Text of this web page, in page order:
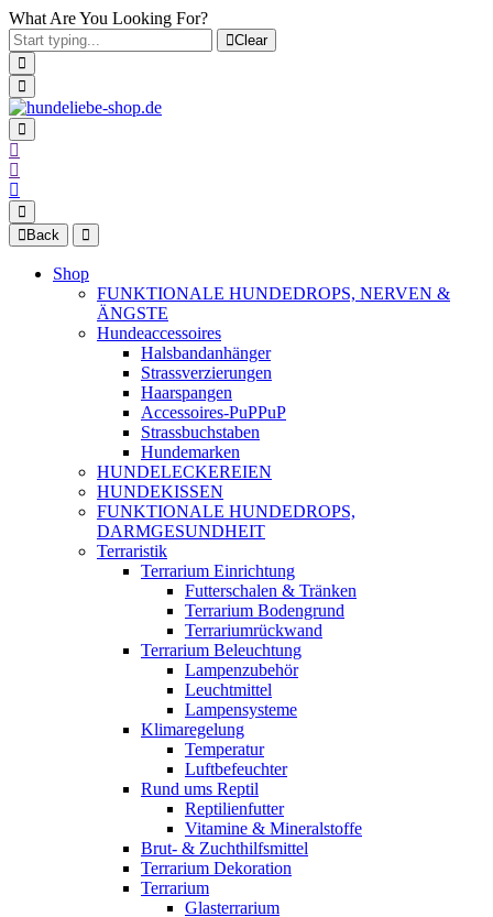
What Are You Looking For?
Clear
Back
Shop
FUNKTIONALE HUNDEDROPS, NERVEN &
ÄNGSTE
Hundeaccessoires
Halsbandanhänger
Strassverzierungen
Haarspangen
Accessoires-PuPPuP
Strassbuchstaben
Hundemarken
HUNDELECKEREIEN
HUNDEKISSEN
FUNKTIONALE HUNDEDROPS,
DARMGESUNDHEIT
Terraristik
Terrarium Einrichtung
Futterschalen & Tränken
Terrarium Bodengrund
Terrariumrückwand
Terrarium Beleuchtung
Lampenzubehör
Leuchtmittel
Lampensysteme
Klimaregelung
Temperatur
Luftbefeuchter
Rund ums Reptil
Reptilienfutter
Vitamine & Mineralstoffe
Brut- & Zuchthilfsmittel
Terrarium Dekoration
Terrarium
Glasterrarium